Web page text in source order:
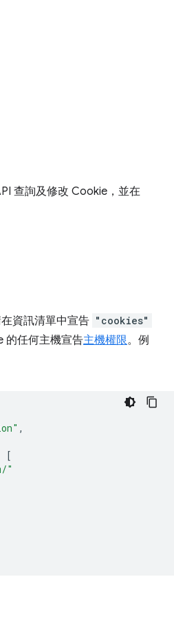
查詢及修改 Cookie，並在
資訊清單中宣告 "cookies"
的任何主機宣告主機權限。例
,
[
"